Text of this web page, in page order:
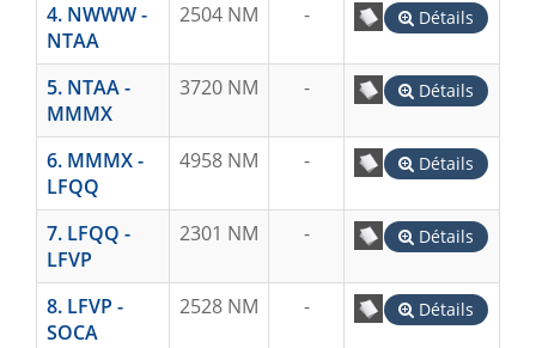
4. NWWW -
NTAA
2504 NM - Détails
5. NTAA -
MMMX
3720 NM - Détails
6. MMMX -
LFQQ
4958 NM - Détails
7. LFQQ -
LFVP
2301 NM - Détails
8. LFVP -
SOCA
2528 NM - Détails